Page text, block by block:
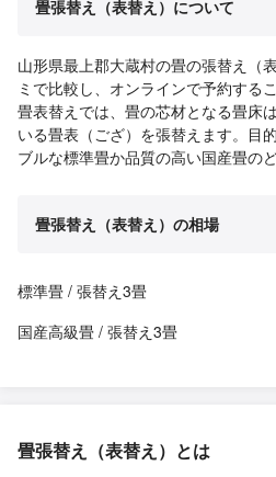
畳張替え（表替え）について
山形県最上郡大蔵村の畳の張替え（
ミで比較し、オンラインで予約する
畳表替えでは、畳の芯材となる畳床
いる畳表（ござ）を張替えます。目
ブルな標準畳か品質の高い国産畳の
畳張替え（表替え）の相場
標準畳 / 張替え3畳
国産高級畳 / 張替え3畳
畳張替え（表替え）とは